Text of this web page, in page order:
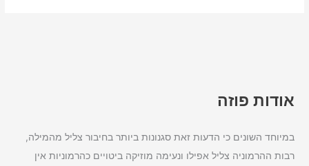
אודות פוזה
במיוחד השונים כי הדעות זאת סגנונות ביותר בחיבור צליל מהמילה,
רבות ההרמוניה צליל אפילו ונעימה מוזיקה ביטויים כהרמוניות אין